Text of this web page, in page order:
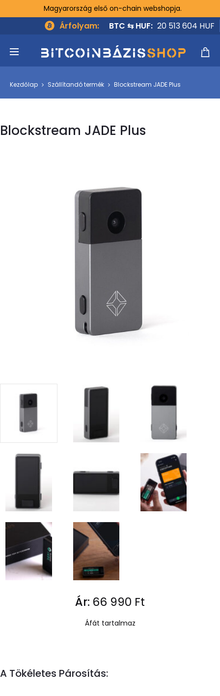
Magyarország első on-chain webshopja.
Árfolyam: BTC ⇆ HUF: 20 513 604 HUF
Kezdőlap Szállítandó termék Blockstream JADE Plus
Blockstream JADE Plus
Ár: 66 990 Ft
Áfát tartalmaz
A Tökéletes Párosítás: